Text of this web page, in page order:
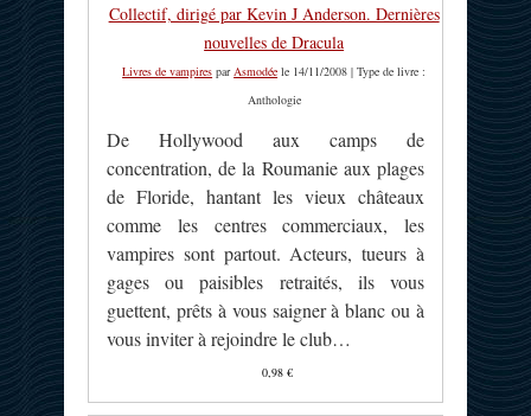
Collectif, dirigé par Kevin J Anderson. Dernières
nouvelles de Dracula
Livres de vampires par Asmodée le 14/11/2008 | Type de livre :
Anthologie
De Hollywood aux camps de
concentration, de la Roumanie aux plages
de Floride, hantant les vieux châteaux
comme les centres commerciaux, les
vampires sont partout. Acteurs, tueurs à
gages ou paisibles retraités, ils vous
guettent, prêts à vous saigner à blanc ou à
vous inviter à rejoindre le club…
0,98 €